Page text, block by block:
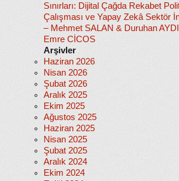
Sınırları: Dijital Çağda Rekabet
Çalışması ve Yapay Zekâ Sektör
– Mehmet SALAN & Duruhan
Emre CİCOS
Arşivler
Haziran 2026
Nisan 2026
Şubat 2026
Aralık 2025
Ekim 2025
Ağustos 2025
Haziran 2025
Nisan 2025
Şubat 2025
Aralık 2024
Ekim 2024